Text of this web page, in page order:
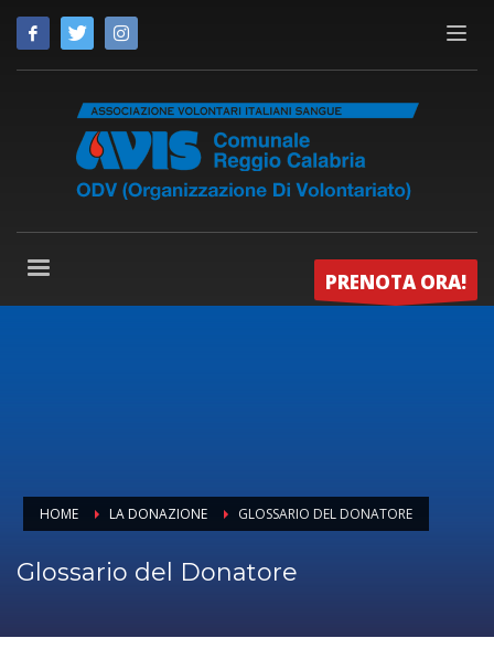
PRENOTA ORA!
HOME LA DONAZIONE GLOSSARIO DEL DONATORE
Glossario del Donatore